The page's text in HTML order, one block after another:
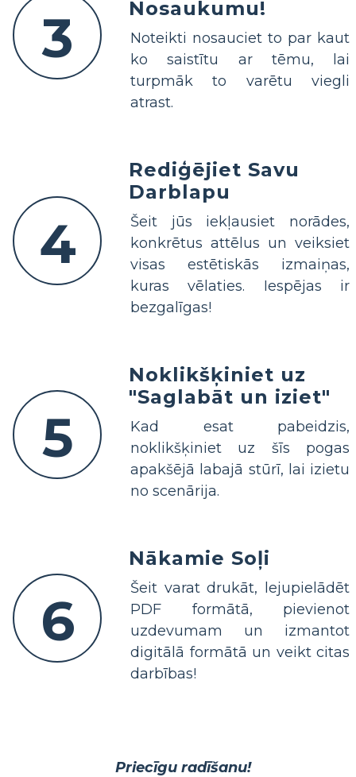
3 Nosaukumu!
Noteikti nosauciet to par kaut
ko saistītu ar tēmu, lai
turpmāk to varētu viegli
atrast.
4
Rediģējiet Savu
Darblapu
Šeit jūs iekļausiet norādes,
konkrētus attēlus un veiksiet
visas estētiskās izmaiņas,
kuras vēlaties. Iespējas ir
bezgalīgas!
5
Noklikšķiniet uz
"Saglabāt un iziet"
Kad esat pabeidzis,
noklikšķiniet uz šīs pogas
apakšējā labajā stūrī, lai izietu
no scenārija.
6
Nākamie Soļi
Šeit varat drukāt, lejupielādēt
PDF formātā, pievienot
uzdevumam un izmantot
digitālā formātā un veikt citas
darbības!
Priecīgu radīšanu!